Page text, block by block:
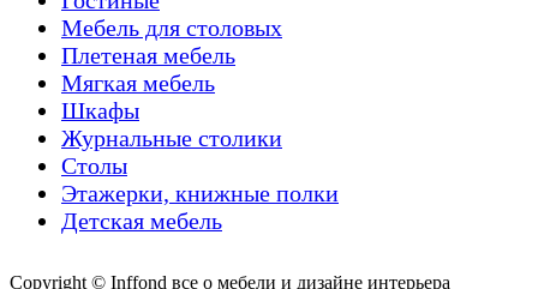
Мебель для столовых
Плетеная мебель
Мягкая мебель
Шкафы
Журнальные столики
Столы
Этажерки, книжные полки
Детская мебель
Copyright © Inffond все о мебели и дизайне интерьера